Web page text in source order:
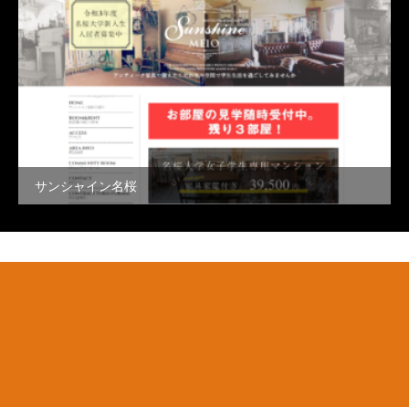
サンシャイン名桜